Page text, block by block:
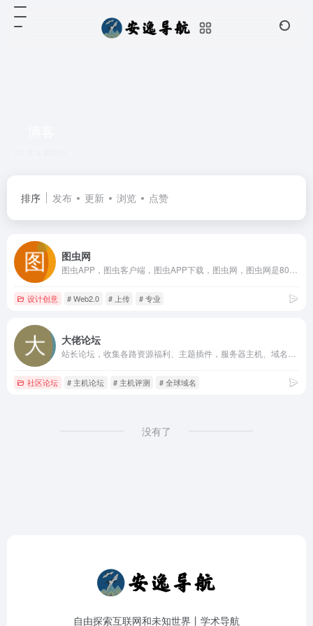
排序 发布 更新 浏览 点赞
图虫网
设计创意 # Web2.0 # 上传 # 专业
大佬论坛
社区论坛 # 主机论坛 # 主机评测 # 全球域名
没有了
自由探索互联网和未知世界丨学术导航